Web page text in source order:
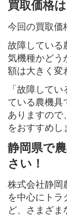
買取価格は
今回の買取価
故障している
気機種かどう
額は大きく変
「故障して
ている農機具
ありますので
をおすすめし
静岡県で
さい！
株式会社静岡
を中心にトラ
ど、さまざま